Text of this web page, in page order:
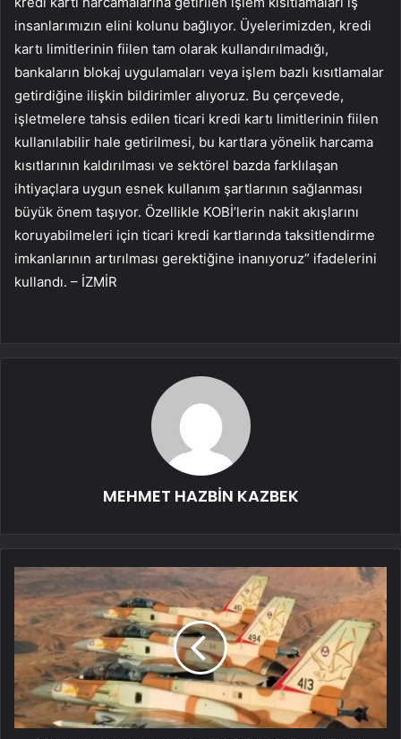
insanlarımızın elini kolunu bağlıyor. Üyelerimizden, kredi
kartı limitlerinin fiilen tam olarak kullandırılmadığı,
bankaların blokaj uygulamaları veya işlem bazlı kısıtlamalar
getirdiğine ilişkin bildirimler alıyoruz. Bu çerçevede,
işletmelere tahsis edilen ticari kredi kartı limitlerinin fiilen
kullanılabilir hale getirilmesi, bu kartlara yönelik harcama
kısıtlarının kaldırılması ve sektörel bazda farklılaşan
ihtiyaçlara uygun esnek kullanım şartlarının sağlanması
büyük önem taşıyor. Özellikle KOBİ’lerin nakit akışlarını
koruyabilmeleri için ticari kredi kartlarında taksitlendirme
imkanlarının artırılması gerektiğine inanıyoruz” ifadelerini
kullandı. – İZMİR
MEHMET HAZBİN KAZBEK